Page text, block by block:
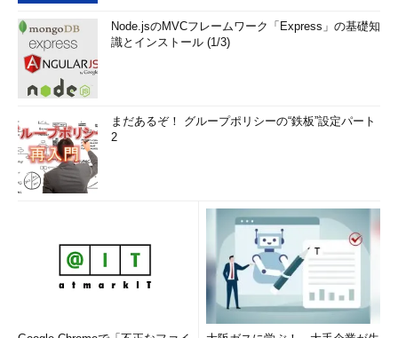
Node.jsのMVCフレームワーク「Express」の基礎知
識とインストール (1/3)
まだあるぞ！ グループポリシーの“鉄板”設定パート
2